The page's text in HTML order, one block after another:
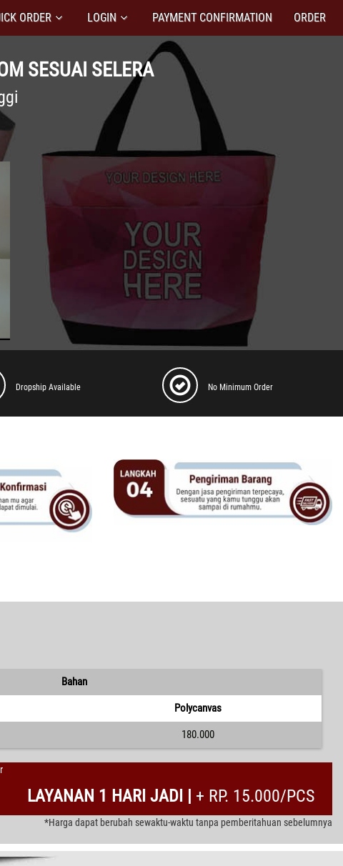
ORDER LOGIN PAYMENT CONFIRMATION ORDER
SESUAI SELERA
Dropship Available No Minimum Order
Bahan
Polycanvas
180.000
LAYANAN 1 HARI JADI | + RP. 15.000/PCS
*Harga dapat berubah sewaktu-waktu tanpa pemberitahuan sebelumnya